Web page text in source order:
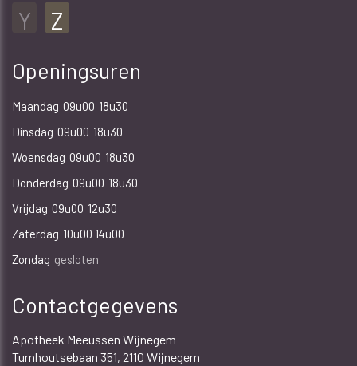
Y
Z
Openingsuren
Maandag 09u00 18u30
Dinsdag 09u00 18u30
Woensdag 09u00 18u30
Donderdag 09u00 18u30
Vrijdag 09u00 12u30
Zaterdag 10u00 14u00
Zondag gesloten
Contactgegevens
Apotheek Meeussen Wijnegem
Turnhoutsebaan 351, 2110 Wijnegem